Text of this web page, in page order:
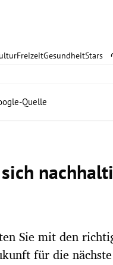
FreizeitGesundheitStars
Quelle
Sie mit den
für die